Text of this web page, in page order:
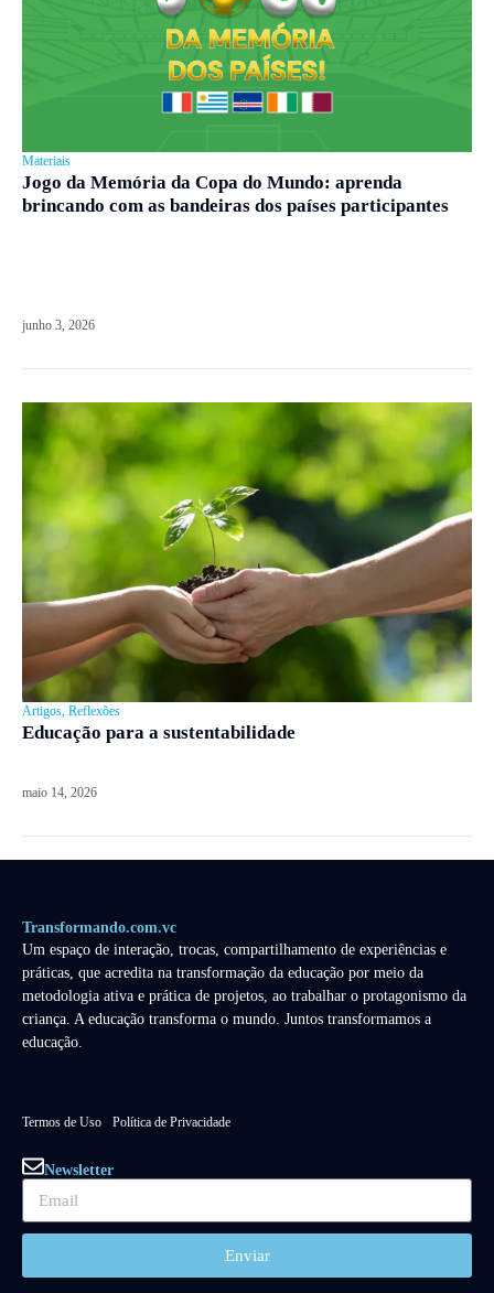
Materiais
Jogo da Memória da Copa do Mundo: aprenda
brincando com as bandeiras dos países participantes
junho 3, 2026
Artigos, Reflexões
Educação para a sustentabilidade
maio 14, 2026
Transformando.com.vc
Um espaço de interação, trocas, compartilhamento de experiências e
práticas, que acredita na transformação da educação por meio da
metodologia ativa e prática de projetos, ao trabalhar o protagonismo da
criança. A educação transforma o mundo. Juntos transformamos a
educação.
Termos de Uso Política de Privacidade
Newsletter
Enviar